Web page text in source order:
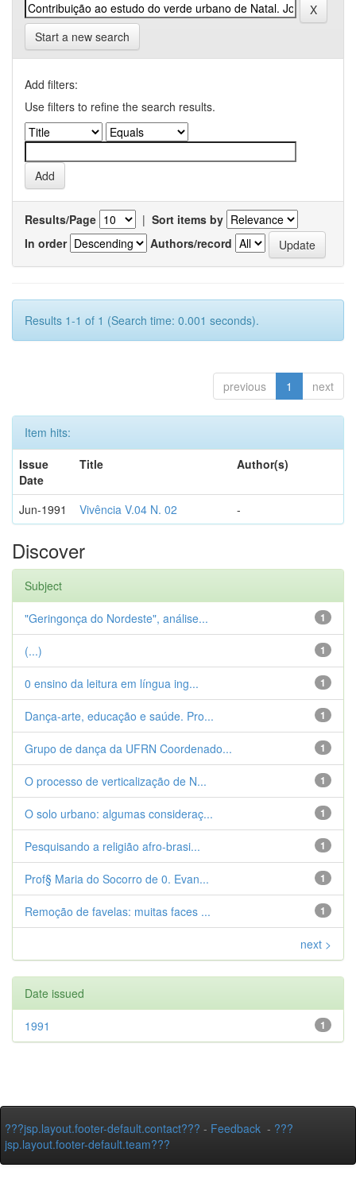
Start a new search
Add filters:
Use filters to refine the search results.
Results/Page | Sort items by
In order
Authors/record
Results 1-1 of 1 (Search time: 0.001 seconds).
previous 1 next
Item hits:
Issue
Date
Title Author(s)
Jun-1991 Vivência V.04 N. 02 -
Discover
Subject
1
"Geringonça do Nordeste", análise...
1
(...)
1
0 ensino da leitura em língua ing...
1
Dança-arte, educação e saúde. Pro...
1
Grupo de dança da UFRN Coordenado...
1
O processo de verticalização de N...
1
O solo urbano: algumas consideraç...
1
Pesquisando a religião afro-brasi...
1
Prof§ Maria do Socorro de 0. Evan...
1
Remoção de favelas: muitas faces ...
next >
Date issued
1
1991
???jsp.layout.footer-default.contact??? - Feedback - ???
jsp.layout.footer-default.team???